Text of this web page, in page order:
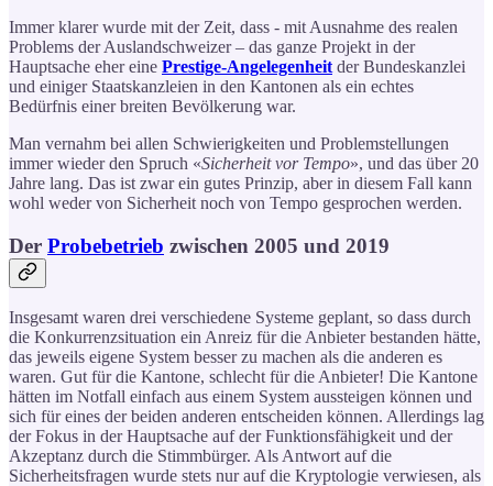
Immer klarer wurde mit der Zeit, dass - mit Ausnahme des realen
Problems der Auslandschweizer – das ganze Projekt in der
Hauptsache eher eine Prestige-Angelegenheit der Bundeskanzlei
und einiger Staatskanzleien in den Kantonen als ein echtes
Bedürfnis einer breiten Bevölkerung war.
Man vernahm bei allen Schwierigkeiten und Problemstellungen
immer wieder den Spruch «Sicherheit vor Tempo», und das über 20
Jahre lang. Das ist zwar ein gutes Prinzip, aber in diesem Fall kann
wohl weder von Sicherheit noch von Tempo gesprochen werden.
Der Probebetrieb zwischen 2005 und 2019
Insgesamt waren drei verschiedene Systeme geplant, so dass durch
die Konkurrenzsituation ein Anreiz für die Anbieter bestanden hätte,
das jeweils eigene System besser zu machen als die anderen es
waren. Gut für die Kantone, schlecht für die Anbieter! Die Kantone
hätten im Notfall einfach aus einem System aussteigen können und
sich für eines der beiden anderen entscheiden können. Allerdings lag
der Fokus in der Hauptsache auf der Funktionsfähigkeit und der
Akzeptanz durch die Stimmbürger. Als Antwort auf die
Sicherheitsfragen wurde stets nur auf die Kryptologie verwiesen, als